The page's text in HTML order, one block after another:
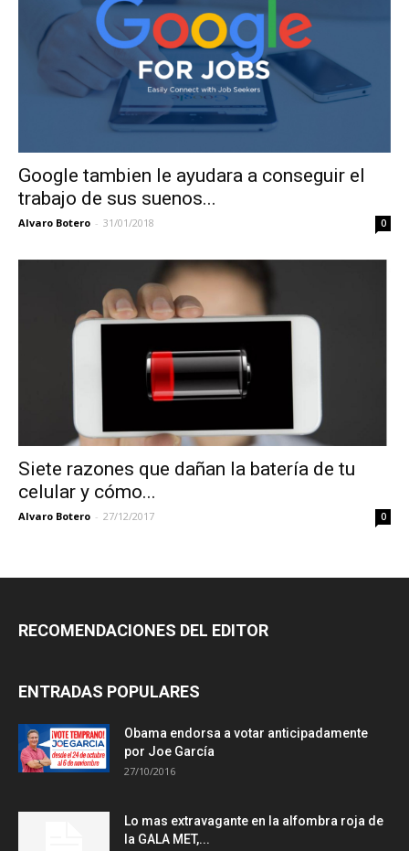
Google tambien le ayudara a conseguir el
trabajo de sus suenos...
Alvaro Botero - 31/01/2018 0
Siete razones que dañan la batería de tu
celular y cómo...
Alvaro Botero - 27/12/2017 0
RECOMENDACIONES DEL EDITOR
ENTRADAS POPULARES
Obama endorsa a votar anticipadamente
por Joe García
27/10/2016
Lo mas extravagante en la alfombra roja de
la GALA MET,...